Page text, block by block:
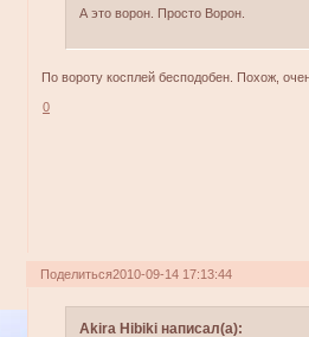
А это ворон. Просто Ворон.
По вороту косплей бесподобен. Похож,
0
Поделиться2010-09-14 17:13:44
Akira Hibiki написал(а):